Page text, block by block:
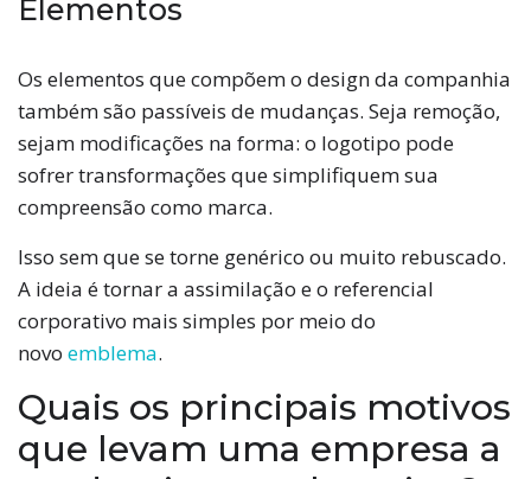
Elementos
Os elementos que compõem o design da companhia
também são passíveis de mudanças. Seja remoção,
sejam modificações na forma: o logotipo pode
sofrer transformações que simplifiquem sua
compreensão como marca.
Isso sem que se torne genérico ou muito rebuscado.
A ideia é tornar a assimilação e o referencial
corporativo mais simples por meio do
novo emblema.
Quais os principais motivos
que levam uma empresa a